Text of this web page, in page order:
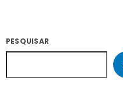
PESQUISAR